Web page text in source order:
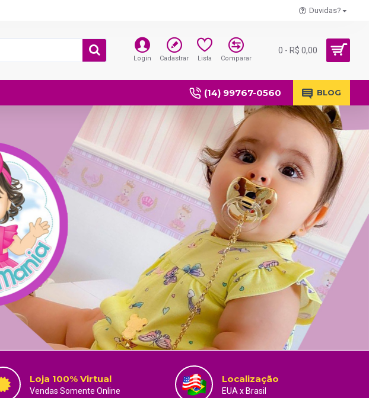
Duvidas?
Login Cadastrar Lista Comparar
0 - R$ 0,00
(14) 99767-0560 BLOG
Loja 100% Virtual
Vendas Somente Online
Localização
EUA x Brasil